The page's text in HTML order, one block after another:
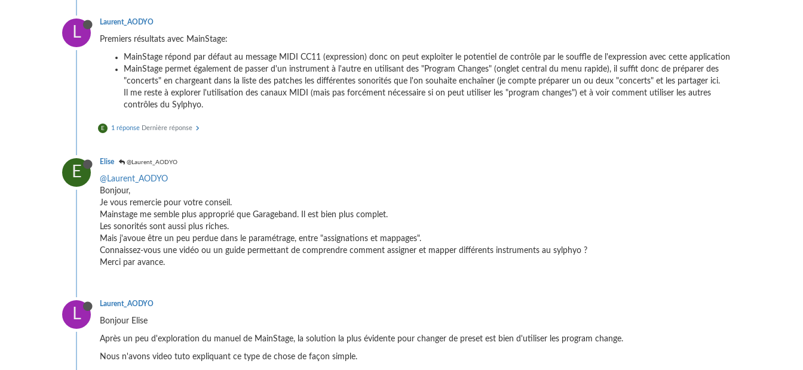
L
Laurent_AODYO
Premiers résultats avec MainStage:
MainStage répond par défaut au message MIDI CC11 (expression) donc on peut exploiter le potentiel de contrôle par le souffle de l'expression avec cette application
MainStage permet également de passer d'un instrument à l'autre en utilisant des "Program Changes" (onglet central du menu rapide), il suffit donc de préparer des
"concerts" en chargeant dans la liste des patches les différentes sonorités que l'on souhaite enchaîner (je compte préparer un ou deux "concerts" et les partager ici.
Il me reste à explorer l'utilisation des canaux MIDI (mais pas forcément nécessaire si on peut utiliser les "program changes") et à voir comment utiliser les autres
contrôles du Sylphyo.
E 1 réponse Dernière réponse
E
Elise @Laurent_AODYO
@Laurent_AODYO
Bonjour,
Je vous remercie pour votre conseil.
Mainstage me semble plus approprié que Garageband. Il est bien plus complet.
Les sonorités sont aussi plus riches.
Mais j'avoue être un peu perdue dans le paramétrage, entre "assignations et mappages".
Connaissez-vous une vidéo ou un guide permettant de comprendre comment assigner et mapper différents instruments au sylphyo ?
Merci par avance.
L
Laurent_AODYO
Bonjour Elise
Après un peu d'exploration du manuel de MainStage, la solution la plus évidente pour changer de preset est bien d'utiliser les program change.
Nous n'avons video tuto expliquant ce type de chose de façon simple.